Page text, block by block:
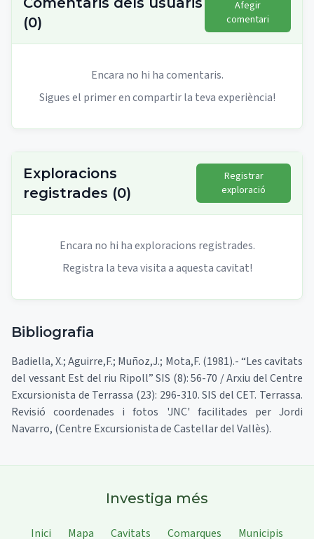
(0)
Afegir
comentari
Encara no hi ha comentaris.
Sigues el primer en compartir la teva experiència!
Exploracions
registrades (0)
Registrar
exploració
Encara no hi ha exploracions registrades.
Registra la teva visita a aquesta cavitat!
Bibliografia
Badiella, X.; Aguirre,F.; Muñoz,J.; Mota,F. (1981).- “Les cavitats
del vessant Est del riu Ripoll” SIS (8): 56-70 / Arxiu del Centre
Excursionista de Terrassa (23): 296-310. SIS del CET. Terrassa.
Revisió coordenades i fotos 'JNC' facilitades per Jordi
Navarro, (Centre Excursionista de Castellar del Vallès).
Investiga més
Inici Mapa Cavitats Comarques Municipis